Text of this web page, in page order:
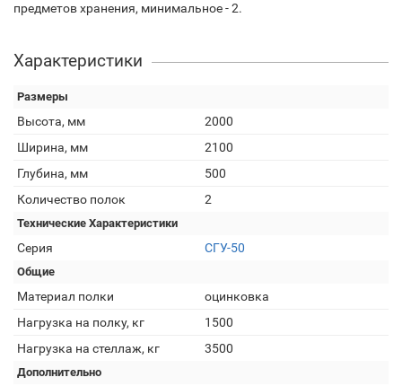
предметов хранения, минимальное - 2.
Характеристики
Размеры
Высота, мм
2000
Ширина, мм
2100
Глубина, мм
500
Количество полок
2
Технические Характеристики
Серия СГУ-50
Общие
Материал полки
оцинковка
Нагрузка на полку, кг
1500
Нагрузка на стеллаж, кг
3500
Дополнительно